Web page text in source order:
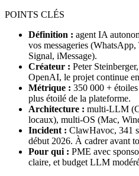
POINTS CLÉS
Définition : agent IA
vos messageries (WhatsApp,
Signal, iMessage).
Créateur : Peter Steinberger
OpenAI, le projet continue
Métrique : 350 000 + étoiles
plus étoilé de la plateforme.
Architecture : multi-LLM (
locaux), multi-OS (Mac,
Incident : ClawHavoc, 341
début 2026. À cadrer avant
Pour qui : PME avec
claire, et budget LLM